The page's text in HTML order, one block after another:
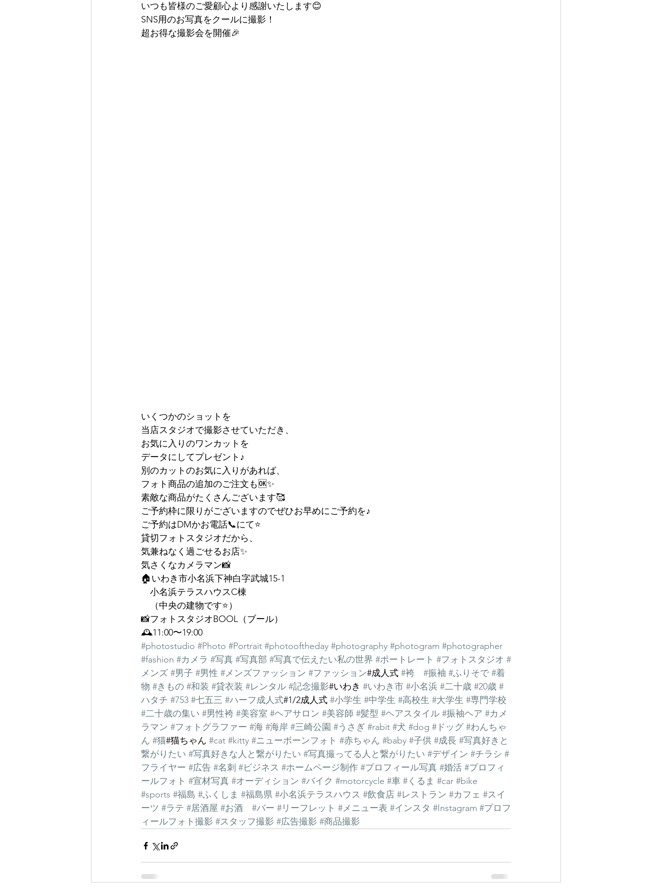
いつも皆様のご愛顧心より感謝いたします😊
SNS用のお写真をクールに撮影！
超お得な撮影会を開催🎉
いくつかのショットを
当店スタジオで撮影させていただき、
お気に入りのワンカットを
データにしてプレゼント♪
別のカットのお気に入りがあれば、
フォト商品の追加のご注文も🆗✨
素敵な商品がたくさんございます🥰
ご予約枠に限りがございますのでぜひお早めにご予約を♪
ご予約はDMかお電話📞にて⭐️
貸切フォトスタジオだから、
気兼ねなく過ごせるお店✨
気さくなカメラマン📸
🏠いわき市小名浜下神白字武城15-1
小名浜テラスハウスC棟
（中央の建物です⭐️）
📸フォトスタジオBOOL（ブール）
🕰11:00〜19:00
#photostudio #Photo #Portrait #photooftheday #photography #photogram #photographer
#fashion #カメラ #写真 #写真部 #写真で伝えたい私の世界 #ポートレート #フォトスタジオ #
メンズ #男子 #男性 #メンズファッション #ファッション#成人式 #袴 #振袖 #ふりそで #着
物 #きもの #和装 #貸衣装 #レンタル #記念撮影#いわき #いわき市 #小名浜 #二十歳 #20歳 #
ハタチ #753 #七五三 #ハーフ成人式#1/2成人式 #小学生 #中学生 #高校生 #大学生 #専門学校
#二十歳の集い #男性袴 #美容室 #ヘアサロン #美容師 #髪型 #ヘアスタイル #振袖ヘア #カメ
ラマン #フォトグラファー #海 #海岸 #三崎公園 #うさぎ #rabit #犬 #dog #ドッグ #わんちゃ
ん #猫#猫ちゃん #cat #kitty #ニューボーンフォト #赤ちゃん #baby #子供 #成長 #写真好きと
繋がりたい #写真好きな人と繋がりたい #写真撮ってる人と繋がりたい #デザイン #チラシ #
フライヤー #広告 #名刺 #ビジネス #ホームページ制作 #プロフィール写真 #婚活 #プロフィ
ールフォト #宣材写真 #オーディション #バイク #motorcycle #車 #くるま #car #bike
#sports #福島 #ふくしま #福島県 #小名浜テラスハウス #飲食店 #レストラン #カフェ #スイ
ーツ #ラテ #居酒屋 #お酒 #バー #リーフレット #メニュー表 #インスタ #Instagram #プロフ
ィールフォト撮影 #スタッフ撮影 #広告撮影 #商品撮影